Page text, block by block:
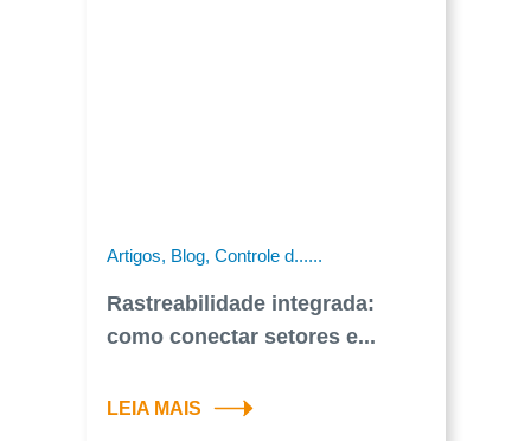
Artigos, Blog, Controle d......
Rastreabilidade integrada:
como conectar setores e...
LEIA MAIS